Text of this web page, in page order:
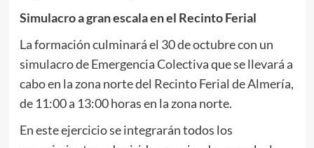
Simulacro a gran escala en el Recinto Ferial
La formación culminará el 30 de octubre con un
simulacro de Emergencia Colectiva que se llevará a
cabo en la zona norte del Recinto Ferial de Almería,
de 11:00 a 13:00 horas en la zona norte.
En este ejercicio se integrarán todos los